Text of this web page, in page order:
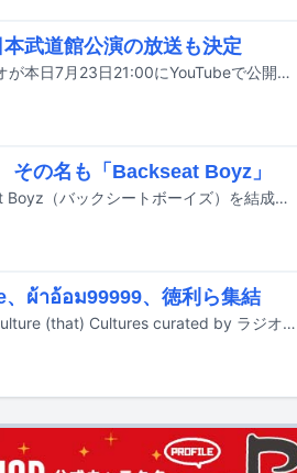
武道館公演の放送も決定
sumikaの楽曲「赤春花 feat. 幾田りら」のミュージックビデオが本日7月23日21:00にYouTubeで公開される。
の名も「Backseat Boyz」
VK（ビッケブランカ）、ユージ、JOYがユニット・Backseat Boyz（バックシートボーイズ）を結成。8月12日に楽曲を配信リリースする。
、ผ้าอ้อม99999、徳利ら集結
9月12日に東京・代官山UNITとB1FLATでライブイベント「Culture (that) Cultures curated by ラジオ屋さんごっこ」が開催される。